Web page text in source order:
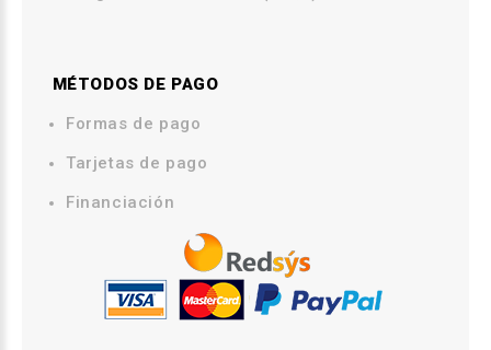
MÉTODOS DE PAGO
Formas de pago
Tarjetas de pago
Financiación